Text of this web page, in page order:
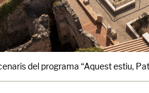
del programa “Aquest estiu,